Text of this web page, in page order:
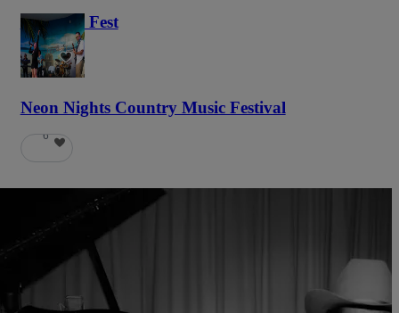
Haunted Fest
58
Neon Nights Country Music Festival
6